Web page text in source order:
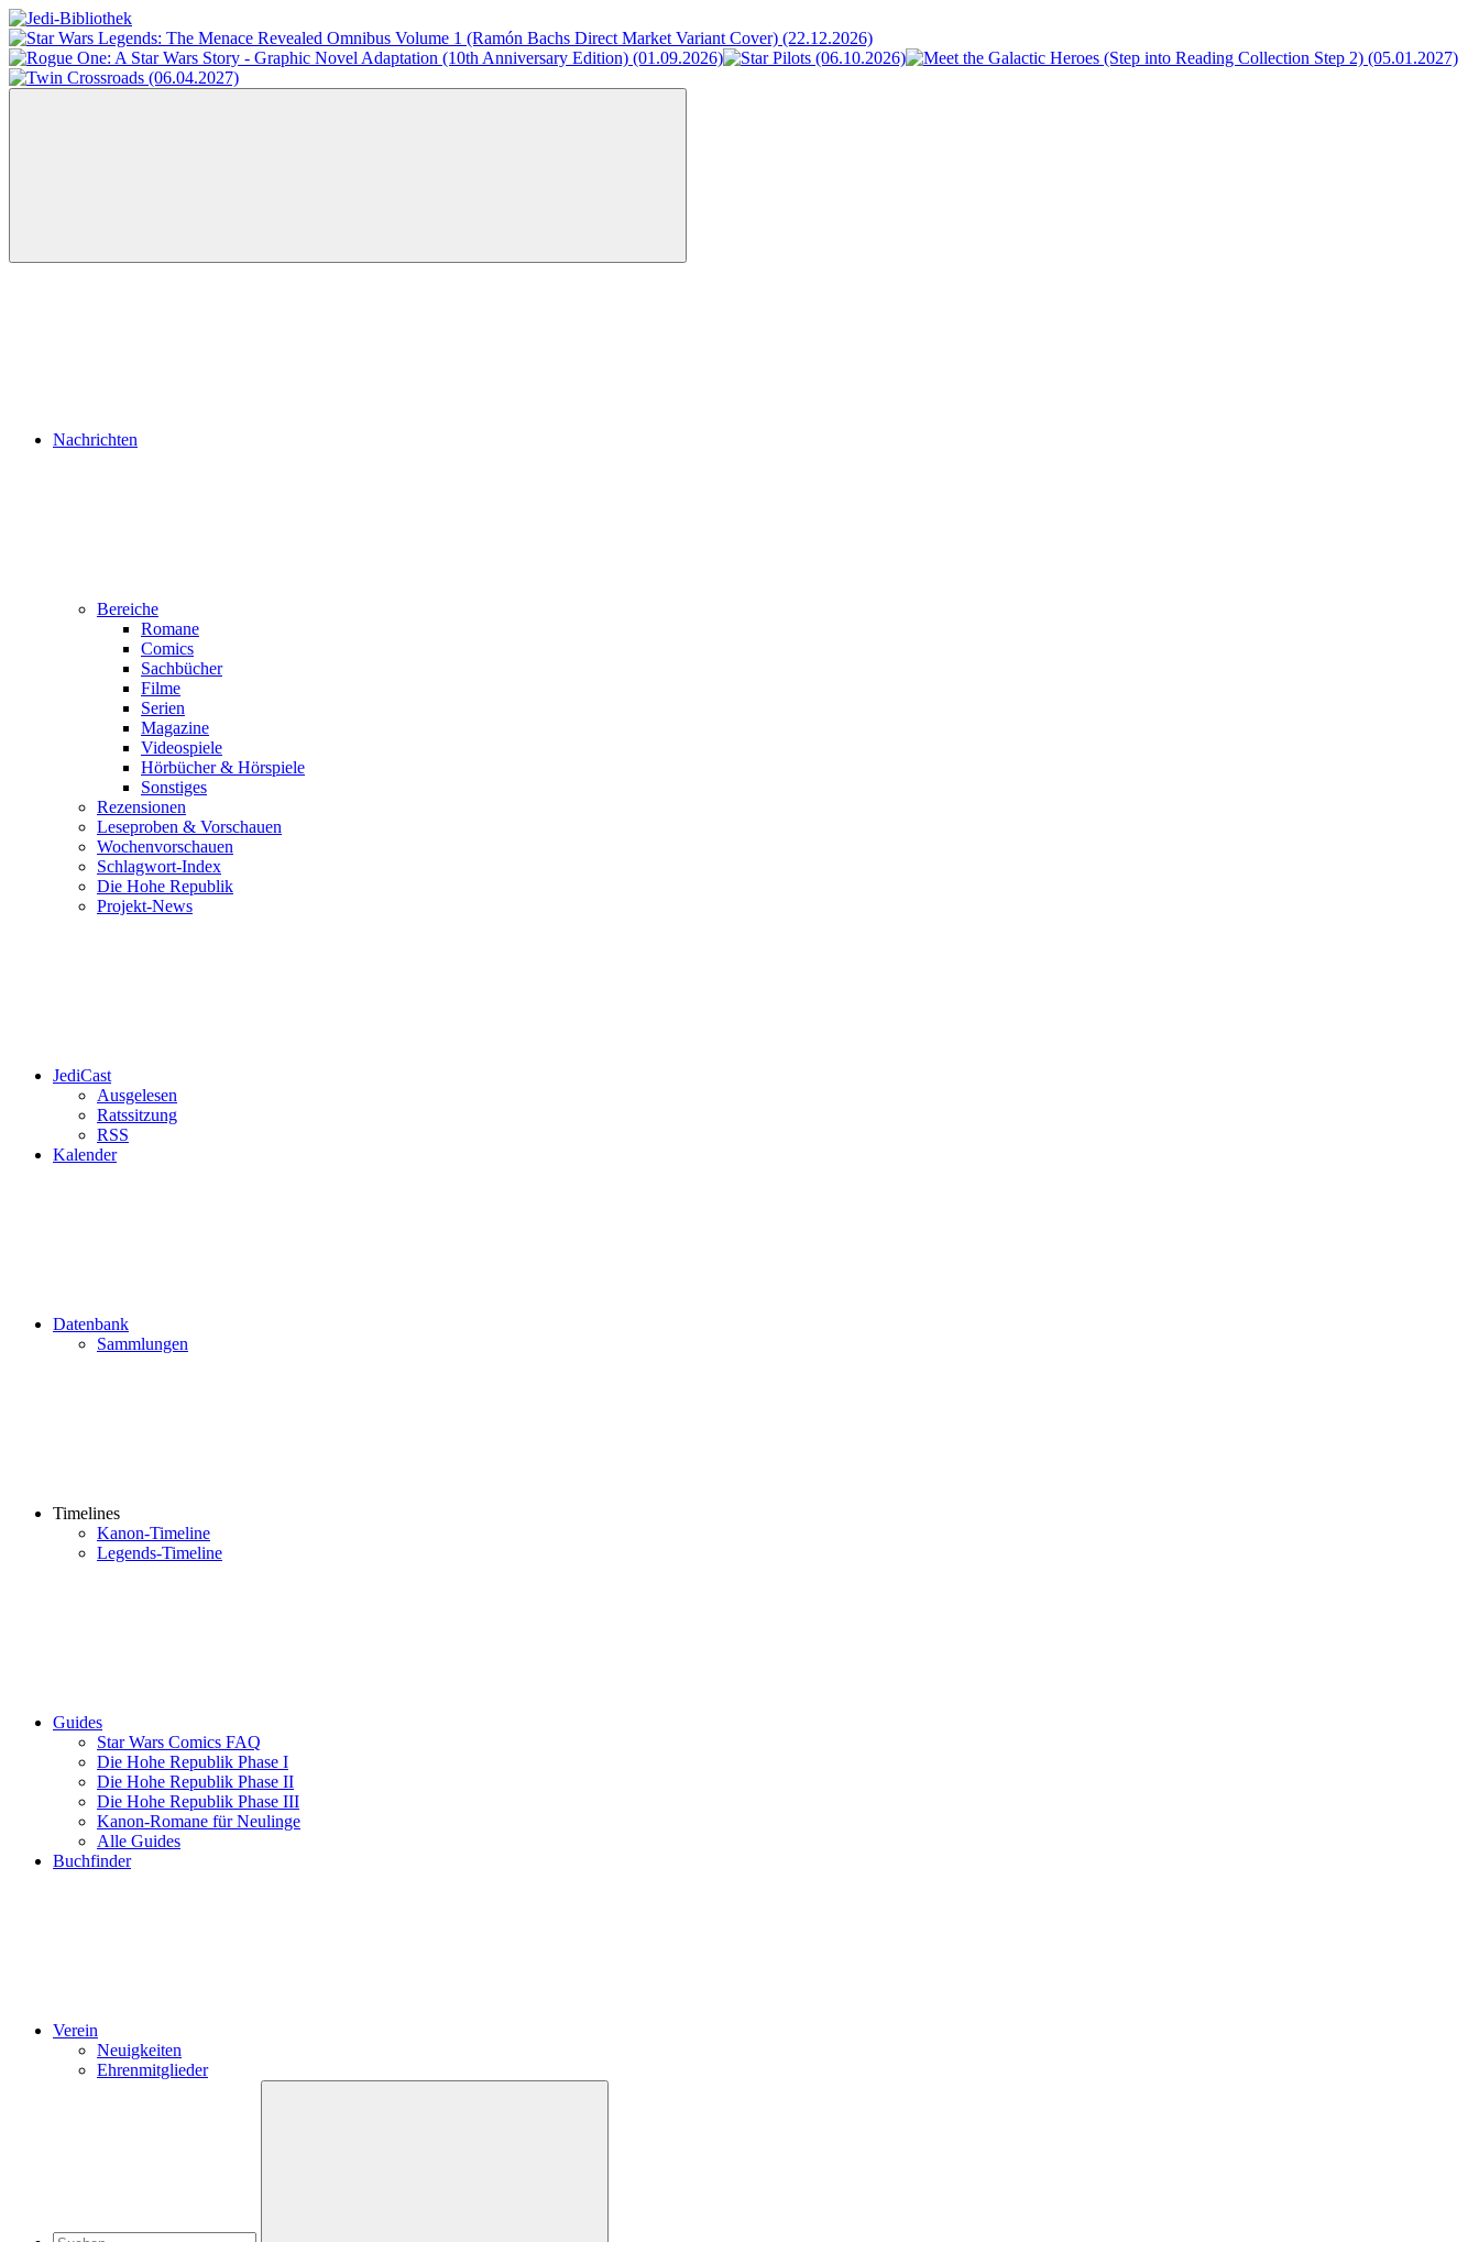
Zum
Inhalt
springen
Jedi-
Bibliothek
Das
Portal
für
Menü
Nachrichten
Bereiche
Romane
Comics
Sachbücher
Filme
Serien
Magazine
Videospiele
Hörbücher & Hörspiele
Sonstiges
Rezensionen
Leseproben & Vorschauen
Wochenvorschauen
Schlagwort-Index
Die Hohe Republik
Projekt-News
JediCast
Ausgelesen
Ratssitzung
RSS
Kalender
Datenbank
Sammlungen
Timelines
Kanon-Timeline
Legends-Timeline
Guides
Star Wars Comics FAQ
Die Hohe Republik Phase I
Die Hohe Republik Phase II
Die Hohe Republik Phase III
Kanon-Romane für Neulinge
Alle Guides
Buchfinder
Verein
Neuigkeiten
Ehrenmitglieder